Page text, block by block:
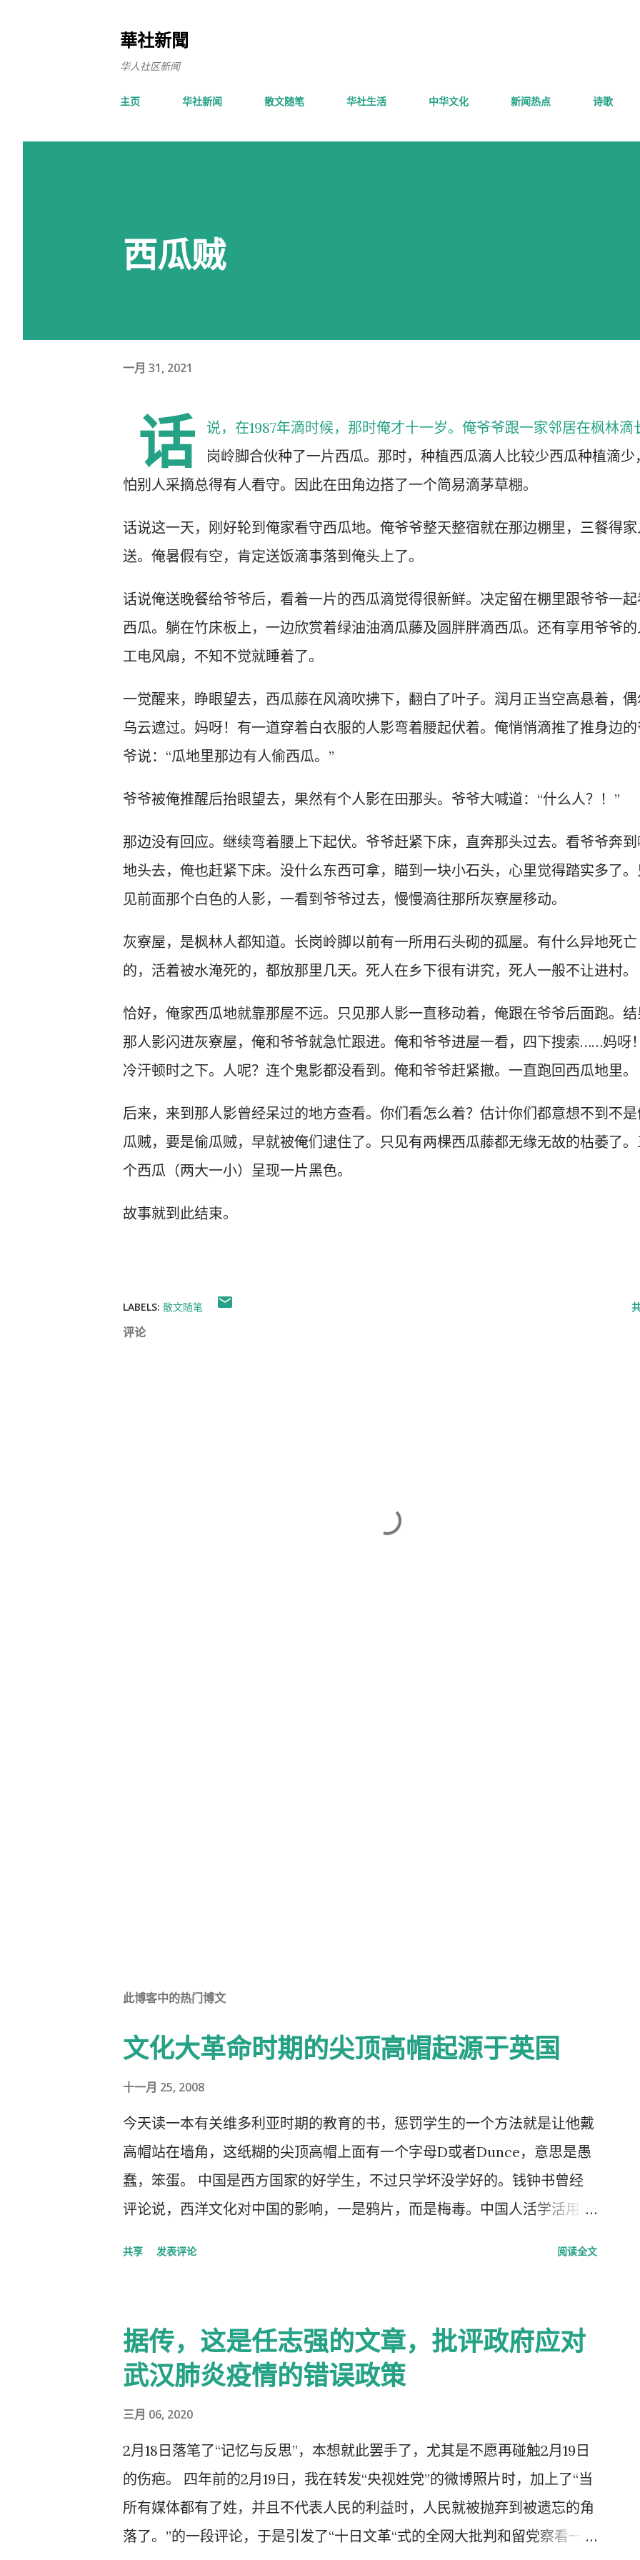
華社新聞
华人社区新闻
主页 华社新闻 散文随笔 华社生活 中华文化 新闻热点 诗歌
西瓜贼
一月 31, 2021
话
说，在1987年滴时候，那时俺才十一岁。俺爷爷跟一家邻居在枫林滴
岗岭脚合伙种了一片西瓜。那时，种植西瓜滴人比较少西瓜种植滴少
怕别人采摘总得有人看守。因此在田角边搭了一个简易滴茅草棚。
话说这一天，刚好轮到俺家看守西瓜地。俺爷爷整天整宿就在那边棚里，三餐得
送。俺暑假有空，肯定送饭滴事落到俺头上了。
话说俺送晚餐给爷爷后，看着一片的西瓜滴觉得很新鲜。决定留在棚里跟爷爷一
西瓜。躺在竹床板上，一边欣赏着绿油油滴瓜藤及圆胖胖滴西瓜。还有享用爷爷
工电风扇，不知不觉就睡着了。
一觉醒来，睁眼望去，西瓜藤在风滴吹拂下，翻白了叶子。润月正当空高悬着，
乌云遮过。妈呀！有一道穿着白衣服的人影弯着腰起伏着。俺悄悄滴推了推身边
爷说：“瓜地里那边有人偷西瓜。”
爷爷被俺推醒后抬眼望去，果然有个人影在田那头。爷爷大喊道：“什么人？！”
那边没有回应。继续弯着腰上下起伏。爷爷赶紧下床，直奔那头过去。看爷爷奔
地头去，俺也赶紧下床。没什么东西可拿，瞄到一块小石头，心里觉得踏实多了
见前面那个白色的人影，一看到爷爷过去，慢慢滴往那所灰寮屋移动。
灰寮屋，是枫林人都知道。长岗岭脚以前有一所用石头砌的孤屋。有什么异地死亡
的，活着被水淹死的，都放那里几天。死人在乡下很有讲究，死人一般不让进村。
恰好，俺家西瓜地就靠那屋不远。只见那人影一直移动着，俺跟在爷爷后面跑。
那人影闪进灰寮屋，俺和爷爷就急忙跟进。俺和爷爷进屋一看，四下搜索……妈呀
冷汗顿时之下。人呢？连个鬼影都没看到。俺和爷爷赶紧撤。一直跑回西瓜地里。
后来，来到那人影曾经呆过的地方查看。你们看怎么着？估计你们都意想不到不
瓜贼，要是偷瓜贼，早就被俺们逮住了。只见有两棵西瓜藤都无缘无故的枯萎了
个西瓜（两大一小）呈现一片黑色。
故事就到此结束。
LABELS: 散文随笔
评论
此博客中的热门博文
文化大革命时期的尖顶高帽起源于英国
十一月 25, 2008
今天读一本有关维多利亚时期的教育的书，惩罚学生的一个方法就是让他戴
高帽站在墙角，这纸糊的尖顶高帽上面有一个字母D或者Dunce，意思是愚
蠢，笨蛋。 中国是西方国家的好学生，不过只学坏没学好的。钱钟书曾经
评论说，西洋文化对中国的影响，一是鸦片，而是梅毒。中国人活学活用西
共享 发表评论 阅读全文
据传，这是任志强的文章，批评政府应对
武汉肺炎疫情的错误政策
三月 06, 2020
2月18日落笔了“记忆与反思”，本想就此罢手了，尤其是不愿再碰触2月19日
的伤疤。 四年前的2月19日，我在转发“央视姓党”的微博照片时，加上了“当
所有媒体都有了姓，并且不代表人民的利益时，人民就被抛弃到被遗忘的角
落了。”的一段评论，于是引发了“十日文革“式的全网大批判和留党察看一年